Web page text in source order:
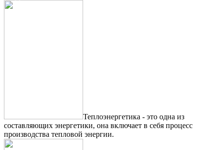
Теплоэнергетика - это одна из
составляющих энергетики, она включает в себя процесс
производства тепловой энергии.